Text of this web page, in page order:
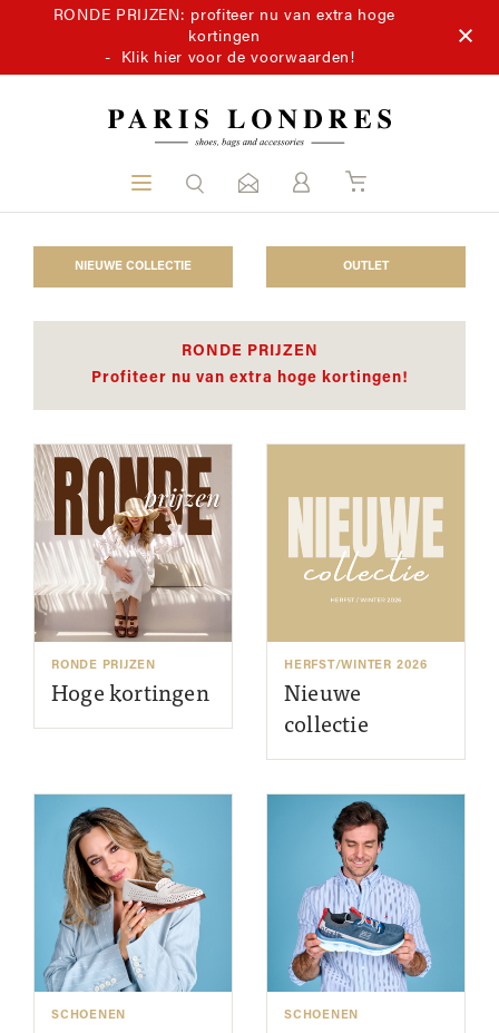
RONDE PRIJZEN: profiteer nu van extra hoge
kortingen
- Klik hier voor de voorwaarden!
NIEUWE COLLECTIE OUTLET
RONDE PRIJZEN
Profiteer nu van extra hoge kortingen!
RONDE PRIJZEN
Hoge kortingen
HERFST/WINTER 2026
Nieuwe
collectie
SCHOENEN SCHOENEN